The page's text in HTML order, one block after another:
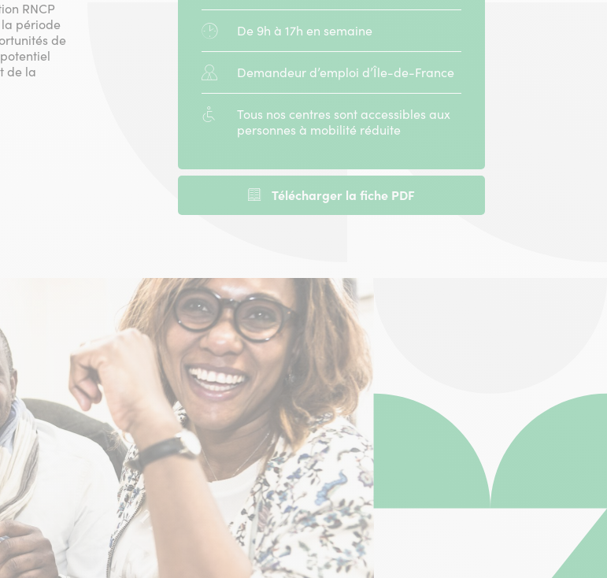
RNCP
période
de
de la
HorairesDe 9h à 17h en semaine
Public Demandeur d’emploi d’Île-de-France
AccessibilitéTous nos centres sont accessibles aux
personnes à mobilité réduite
Télécharger la fiche PDF